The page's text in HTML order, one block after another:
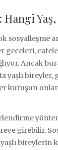
sosyalleşme
geceleri,
Ancak
yaşlı bireyler,
kuruşun
girebilir.